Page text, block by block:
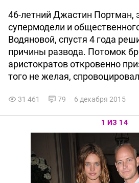
46-летний Джастин Портман,
супермодели и
Водяновой, спустя 4 года
причины развода. Потомок
аристократов откровенно
того не желая,
31 461 79 6 декабря 2015
1 ИЗ 14